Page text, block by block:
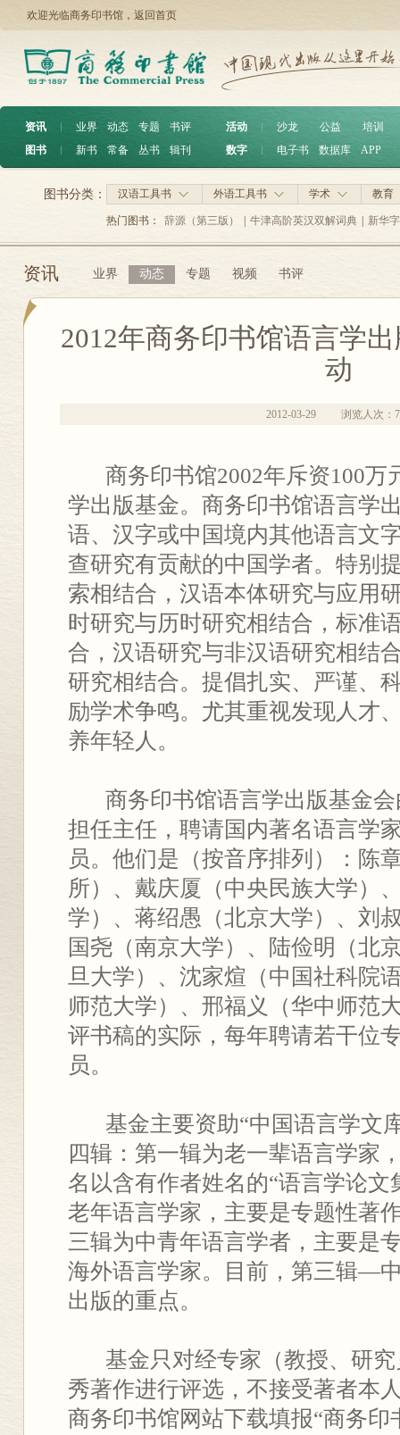
欢迎光临商务印书馆， 返回首页
资讯 ︱ 业界 动态 专题
书评
图书
︱ 新书 常备 丛书 辑刊
活动 沙龙 公益
培训
数字
电子书 数据库 APP
汉语工具书 外语工具书 学术 教育
图书分类：
热门图书： 辞源（第三版） 牛津高阶英汉双解词典 新华
资讯 业界 动态 专题 视频 书评
2012年商务印书馆语言学
动
2012-03-29 浏览人次：
商务印书馆2002年斥资100万
学出版基金。商务印书馆语言学
语、汉字或中国境内其他语言文
查研究有贡献的中国学者。特别
索相结合，汉语本体研究与应用
时研究与历时研究相结合，标准
合，汉语研究与非汉语研究相结
研究相结合。提倡扎实、严谨、
励学术争鸣。尤其重视发现人才
养年轻人。
商务印书馆语言学出版基金会
担任主任，聘请国内著名语言学
员。他们是（按音序排列）：陈
所）、戴庆厦（中央民族大学）
学）、蒋绍愚（北京大学）、刘
国尧（南京大学）、陆俭明（北
旦大学）、沈家煊（中国社科院
师范大学）、邢福义（华中师范
评书稿的实际，每年聘请若干位
员。
基金主要资助“中国语言学文
四辑：第一辑为老一辈语言学家
名以含有作者姓名的“语言学论文
老年语言学家，主要是专题性著
三辑为中青年语言学者，主要是
海外语言学家。目前，第三辑—
出版的重点。
基金只对经专家（教授、研究
秀著作进行评选，不接受著者本
商务印书馆网站下载填报“商务